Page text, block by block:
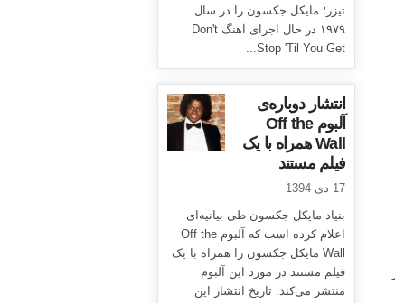
تیزر؛ مایکل جکسون را در سال
۱۹۷۹ در حال اجرای آهنگ Don't
Stop 'Til You Get...
انتشار دوباره‌ی
آلبوم Off the
Wall همراه با یک
فیلم مستند
17 دی 1394
بنیاد مایکل جکسون طی بیانیه‌ای
اعلام کرده است که آلبوم Off the
Wall مایکل جکسون را همراه با یک
فیلم مستند در مورد این آلبوم
منتشر می‌کند. تاریخ انتشار این